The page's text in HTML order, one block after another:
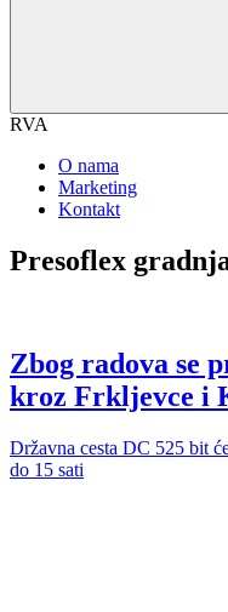
RVA
O nama
Marketing
Kontakt
Presoflex
Zbog radova se
kroz Frkljevce i
Državna cesta DC 525 bit
do 15 sati